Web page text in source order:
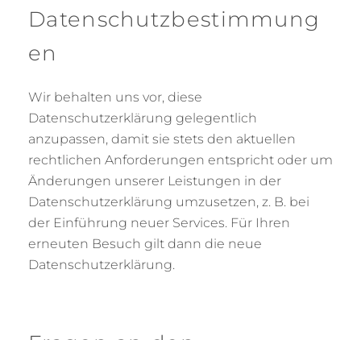
Datenschutzbestimmung
en
Wir behalten uns vor, diese
Datenschutzerklärung gelegentlich
anzupassen, damit sie stets den aktuellen
rechtlichen Anforderungen entspricht oder um
Änderungen unserer Leistungen in der
Datenschutzerklärung umzusetzen, z. B. bei
der Einführung neuer Services. Für Ihren
erneuten Besuch gilt dann die neue
Datenschutzerklärung.